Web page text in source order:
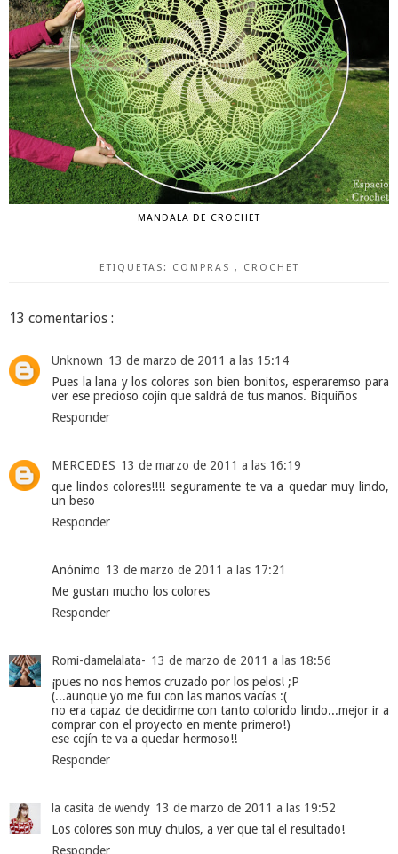
MANDALA DE CROCHET
ETIQUETAS: COMPRAS , CROCHET
13 comentarios :
Unknown 13 de marzo de 2011 a las 15:14
Pues la lana y los colores son bien bonitos, esperaremso para
ver ese precioso cojín que saldrá de tus manos. Biquiños
Responder
MERCEDES 13 de marzo de 2011 a las 16:19
que lindos colores!!!! seguramente te va a quedar muy lindo,
un beso
Responder
Anónimo 13 de marzo de 2011 a las 17:21
Me gustan mucho los colores
Responder
Romi-damelalata- 13 de marzo de 2011 a las 18:56
¡pues no nos hemos cruzado por los pelos! ;P
(...aunque yo me fui con las manos vacías :(
no era capaz de decidirme con tanto colorido lindo...mejor ir a
comprar con el proyecto en mente primero!)
ese cojín te va a quedar hermoso!!
Responder
la casita de wendy 13 de marzo de 2011 a las 19:52
Los colores son muy chulos, a ver que tal el resultado!
Responder